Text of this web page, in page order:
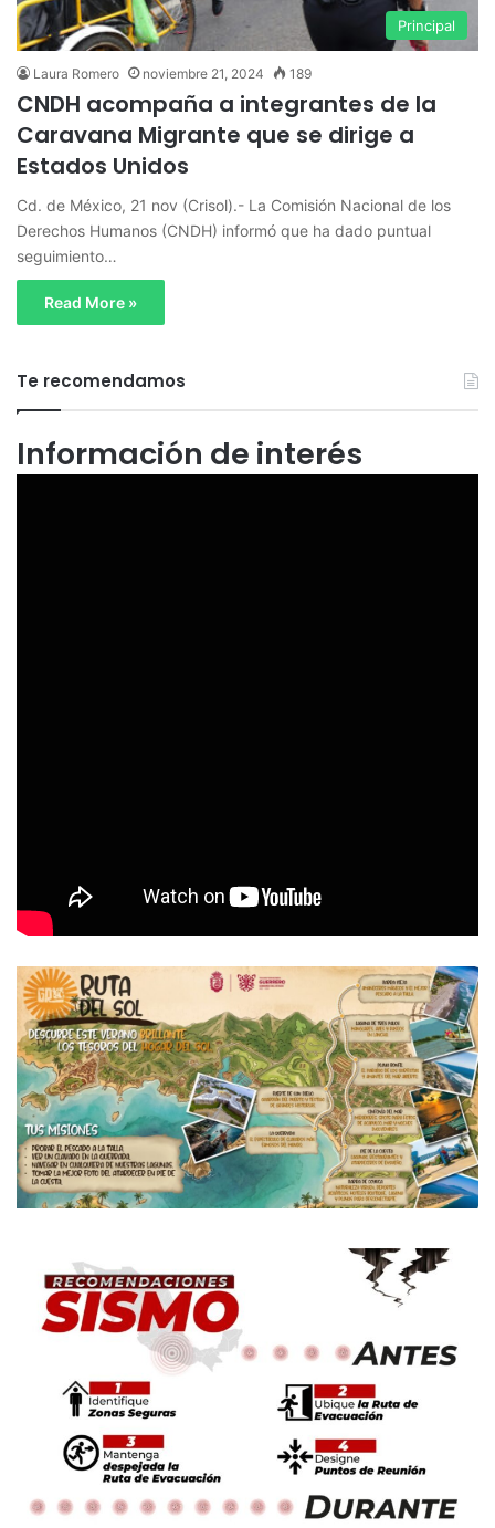
Principal
Laura Romero noviembre 21, 2024 189
CNDH acompaña a integrantes de la
Caravana Migrante que se dirige a
Estados Unidos
Cd. de México, 21 nov (Crisol).- La Comisión Nacional de los
Derechos Humanos (CNDH) informó que ha dado puntual
seguimiento…
Read More »
Te recomendamos
Información de interés